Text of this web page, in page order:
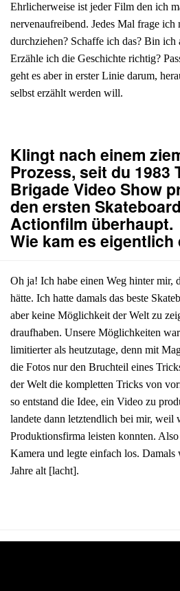
Ehrlicherweise ist jeder Film den ich
nervenaufreibend. Jedes Mal frage
durchziehen? Schaffe ich das? Bin
Erzähle ich die Geschichte richtig?
geht es aber in erster Linie darum,
selbst erzählt werden will.
Klingt nach einem
Prozess, seit du 1983
Brigade Video Show
den ersten
Actionfilm überhaupt.
Wie kam es eigentlich
Oh ja! Ich habe einen Weg hinter mir,
hätte. Ich hatte damals das beste
aber keine Möglichkeit der Welt zu
draufhaben. Unsere Möglichkeiten
limitierter als heutzutage, denn mit
die Fotos nur den Bruchteil eines
der Welt die kompletten Tricks von
so entstand die Idee, ein Video zu
landete dann letztendlich bei mir, weil
Produktionsfirma leisten konnten.
Kamera und legte einfach los. Damals
Jahre alt [lacht].